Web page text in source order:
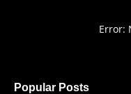
Error:
Popular Posts